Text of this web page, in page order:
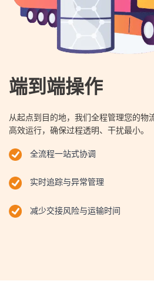
端到端操作
从起点到目的地，我们全程管理您的物
高效运行，确保过程透明、干扰最小。
全流程一站式协调
实时追踪与异常管理
减少交接风险与运输时间